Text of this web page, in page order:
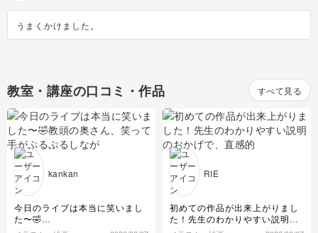
うまくかけました。
教室・講座の口コミ・作品 すべて見る
kankan
今日のライブは本当に笑いまし
た〜🤣
教頭の奥さん、笑って手がぷる
RIE
初めての作品が出来上がりまし
た！先生のわかりやすい説明の
おかげで、直感的に手が動き、